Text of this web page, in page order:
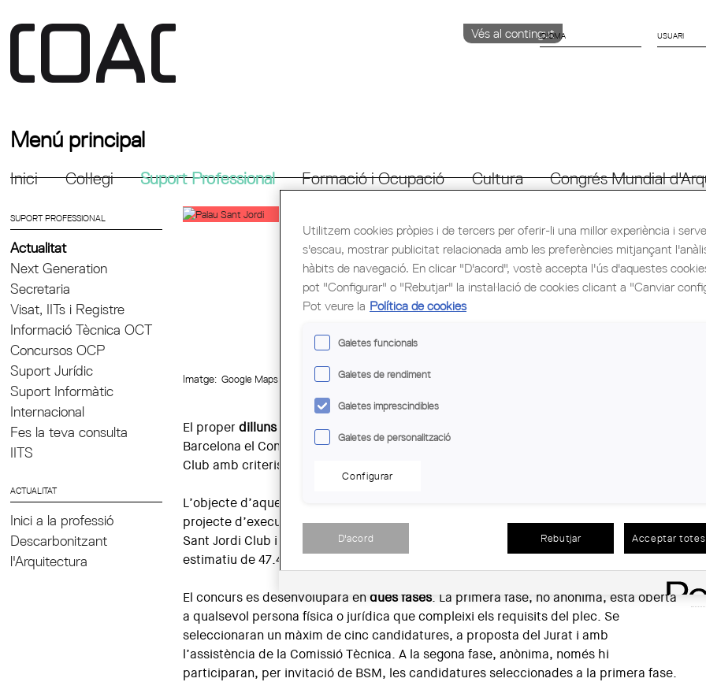
Vés al contingut
IDIOMA
Menú principal
Inici Col·legi Suport Professional Formació i Ocupació Cultura Congrés Mundial
SUPORT PROFESSIONAL
Actualitat
Next Generation
Secretaria
Visat, IITs i Registre
Informació Tècnica OCT
Concursos OCP
Suport Jurídic
Suport Informàtic
Internacional
Fes la teva consulta
IITS
ACTUALITAT
Inici a la professió
Descarbonitzant
l'Arquitectura
Imatge: Google Maps
El properdilluns 8 de setembre a les 17 h
Barcelona el Concurs de projectes amb intervenció de jurat per el nou Sant Jordi
Club amb criteris d’experiència d’usuari i sostenibilitat.
L’objecte d’aquest concurs és la redacció de l’avantprojecte, el projecte bàsic, el
projecte d’execució i l’encàrrec de la direcció d’obres per la construcció del nou
Sant Jordi Club i la reurbanització de l'entorn, per un pressupost d’execució material
estimatiu de 47.455.000 €.
El concurs es desenvoluparà endues fases. La primera fase, no anònima, està oberta
a qualsevol persona física o jurídica que compleixi els requisits del plec. Se
seleccionaran un màxim de cinc candidatures, a proposta del Jurat i amb
l’assistència de la Comissió Tècnica. A la segona fase, anònima, només hi
participaran, per invitació de BSM, les candidatures seleccionades a la primera fase.
Utilitzem cookies pròpies i de tercers per oferir-li una millor experiència i
s'escau, mostrar publicitat relacionada amb les preferències mitjançant
hàbits de navegació. En clicar "D'acord", vostè accepta l'ús d'aquestes
pot "Configurar" o "Rebutjar" la instal·lació de cookies clicant a "Canviar
Pot veure la Política de cookies
Galetes funcionals
Galetes de rendiment
Galetes imprescindibles
Galetes de personalització
Configurar
D'acord Rebutjar Acceptar